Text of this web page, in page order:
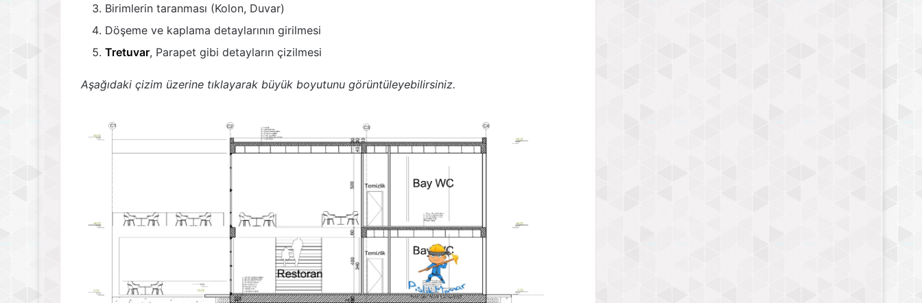
Birimlerin taranması (Kolon, Duvar)
Döşeme ve kaplama detaylarının girilmesi
Tretuvar, Parapet gibi detayların çizilmesi
Aşağıdaki çizim üzerine tıklayarak büyük boyutunu görüntüleyebilirsiniz.